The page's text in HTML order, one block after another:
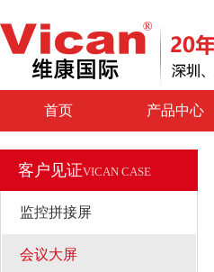
首页 产品中心
客户见证VICAN CASE
监控拼接屏
会议大屏